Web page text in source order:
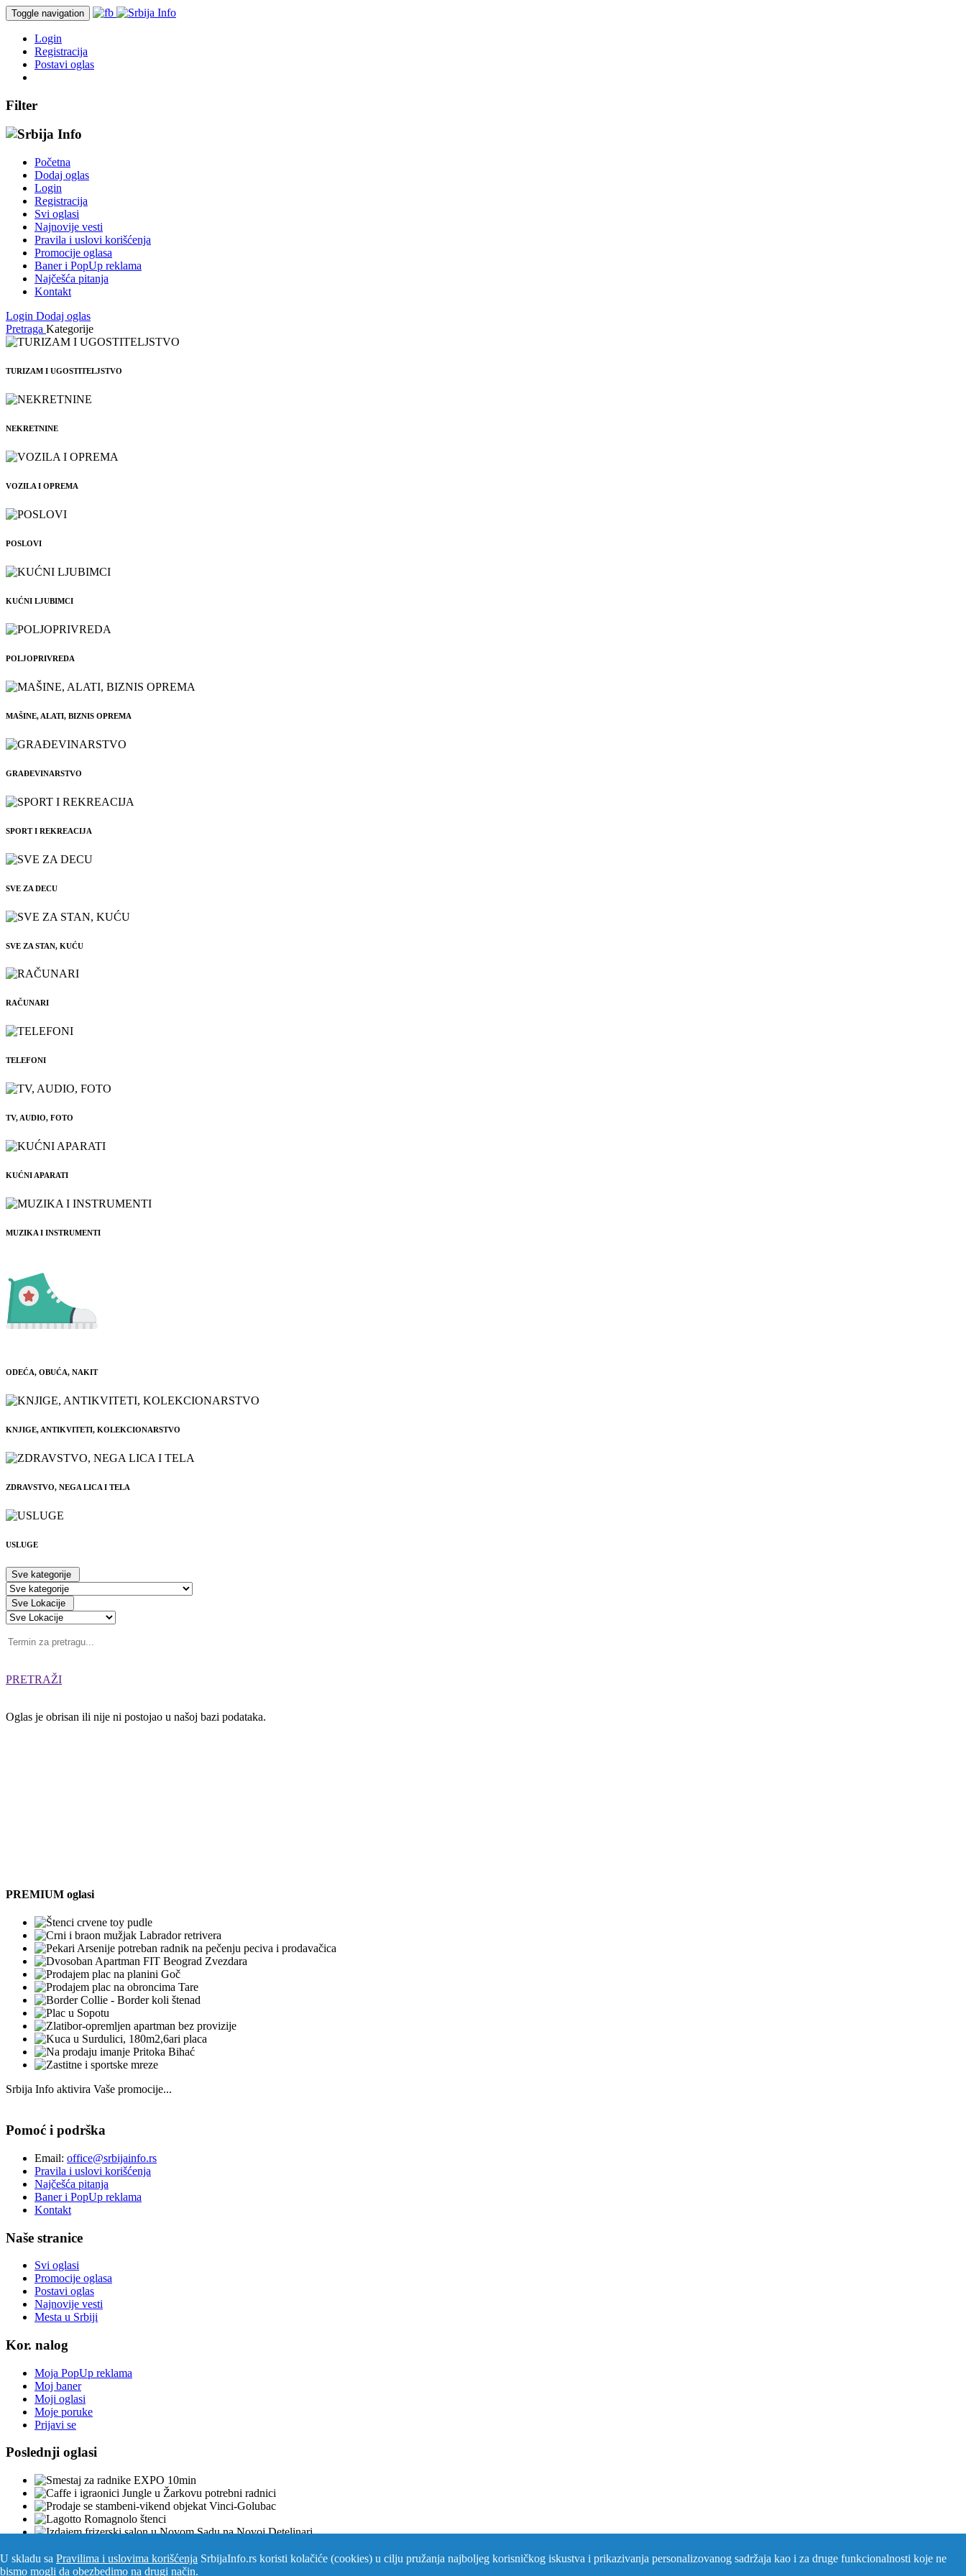
Toggle navigation
Login
Registracija
Postavi oglas
Filter
Početna
Dodaj oglas
Login
Registracija
Svi oglasi
Najnovije vesti
Pravila i uslovi korišćenja
Promocije oglasa
Baner i PopUp reklama
Najčešća pitanja
Kontakt
Login Dodaj oglas
Pretraga Kategorije
TURIZAM I UGOSTITELJSTVO
NEKRETNINE
VOZILA I OPREMA
POSLOVI
KUĆNI LJUBIMCI
POLJOPRIVREDA
MAŠINE, ALATI, BIZNIS OPREMA
GRAĐEVINARSTVO
SPORT I REKREACIJA
SVE ZA DECU
SVE ZA STAN, KUĆU
RAČUNARI
TELEFONI
TV, AUDIO, FOTO
KUĆNI APARATI
MUZIKA I INSTRUMENTI
ODEĆA, OBUĆA, NAKIT
KNJIGE, ANTIKVITETI, KOLEKCIONARSTVO
ZDRAVSTVO, NEGA LICA I TELA
USLUGE
Sve kategorije
Sve Lokacije
PRETRAŽI
Oglas je obrisan ili nije ni postojao u našoj bazi podataka.
PREMIUM oglasi
Srbija Info aktivira Vaše promocije...
Pomoć i podrška
Email: office@srbijainfo.rs
Pravila i uslovi korišćenja
Najčešća pitanja
Baner i PopUp reklama
Kontakt
Naše stranice
Svi oglasi
Promocije oglasa
Postavi oglas
Najnovije vesti
Mesta u Srbiji
Kor. nalog
Moja PopUp reklama
Moj baner
Moji oglasi
Moje poruke
Prijavi se
Poslednji oglasi
Srbija Info©2026. Sva prava zadržana. Pogledajte i
U skladu sa Pravilima i uslovima korišćenja SrbijaInfo.rs koristi kolačiće (cookies) u cilju pružanja najboljeg korisničkog iskustva i prikazivanja personalizovanog sadržaja kao i za druge funkcionalnosti koje ne
bismo mogli da obezbedimo na drugi način.